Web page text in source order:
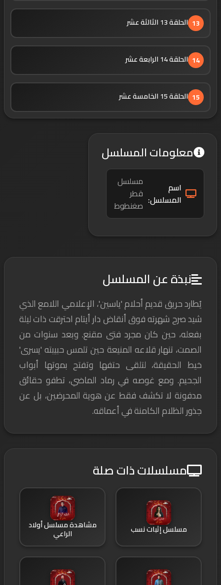
13 الحلقة 13 الثالثة عشر
14 الحلقة 14 الرابعة عشر
15 الحلقة 15 الخامسة عشر
معلومات المسلسل
اسم
المسلسل:
مسلسل
قطر
صغنطوط
نبذة عن المسلسل
يُطارد حريق قديم أحلام 'ياسين'، الإعلامي اللامع الذي
شيد صرح شهرته فوق أنقاض دار أيتام احترقت ذات ليلة
بفعله، حين كان مجرد فتى مقنع. وبعد سنوات من
الصمت، تنهار قلاعه المنيعة حين تلمس حبيبته 'يسرى'
خيط الحقيقة، لتلقى حتفها وتفتح بموتها أبواب
الجحيم. ومع غوصه في رماد الماضي، تطفو حقائق
مدفونة لا تكشف فقط عن هوية المحرضين، بل عن
جذور الظلام الكامنة في أعماقه.
مسلسلات ذات صلة
مسلسل إثبات نسب مشاهدة مسلسل أولاد
الراعي